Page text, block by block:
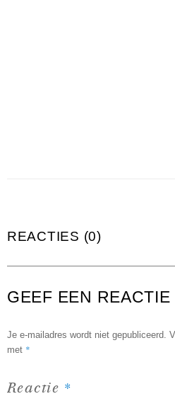
REACTIES (0)
GEEF EEN REACTIE
Je e-mailadres wordt niet gepubliceerd.
met *
Reactie *